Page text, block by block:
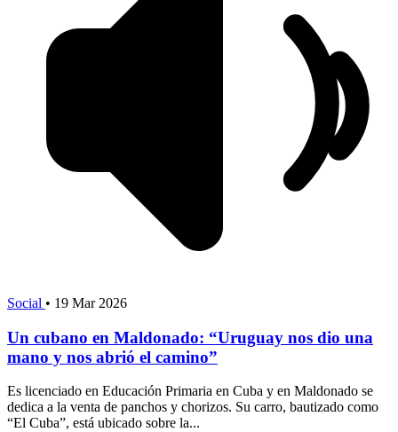
Social • 19 Mar 2026
Un cubano en Maldonado: “Uruguay nos dio una
mano y nos abrió el camino”
Es licenciado en Educación Primaria en Cuba y en Maldonado se
dedica a la venta de panchos y chorizos. Su carro, bautizado como
“El Cuba”, está ubicado sobre la...